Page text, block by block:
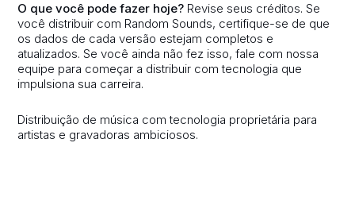
O que você pode fazer hoje? Revise seus créditos. Se
você distribuir com Random Sounds, certifique-se de que
os dados de cada versão estejam completos e
atualizados. Se você ainda não fez isso, fale com nossa
equipe para começar a distribuir com tecnologia que
impulsiona sua carreira.
Distribuição de música com tecnologia proprietária para
artistas e gravadoras ambiciosos.